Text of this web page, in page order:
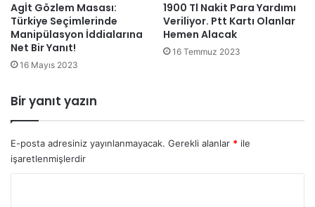
Agİt Gözlem Masası:
Türkiye Seçimlerinde
Manipülasyon İddialarına
Net Bir Yanıt!
16 Mayıs 2023
1900 Tl Nakit Para Yardımı
Veriliyor. Ptt Kartı Olanlar
Hemen Alacak
16 Temmuz 2023
Bir yanıt yazın
E-posta adresiniz yayınlanmayacak. Gerekli alanlar * ile
işaretlenmişlerdir